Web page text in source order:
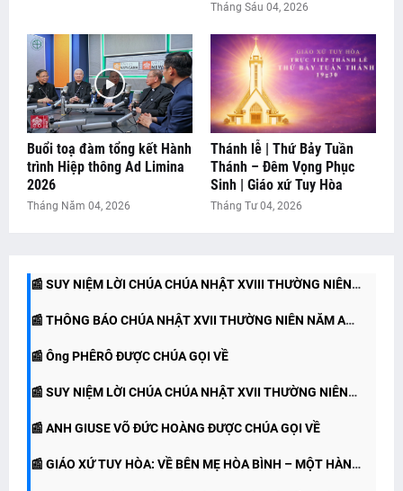
Tháng Sáu 04, 2026
Buổi toạ đàm tổng kết Hành
trình Hiệp thông Ad Limina
2026
Tháng Năm 04, 2026
Thánh lễ | Thứ Bảy Tuần
Thánh – Đêm Vọng Phục
Sinh | Giáo xứ Tuy Hòa
Tháng Tư 04, 2026
📰 SUY NIỆM LỜI CHÚA - CHÚA NHẬT XIX THƯỜNG NIÊN
NĂM A
📰 THÔNG BÁO CHÚA NHẬT XVIII THƯỜNG NIÊN NĂM A
📰 SUY NIỆM LỜI CHÚA CHÚA NHẬT XVIII THƯỜNG NIÊN
NĂM A
📰 THÔNG BÁO CHÚA NHẬT XVII THƯỜNG NIÊN NĂM A
(26/07/2026)
📰 Ông PHÊRÔ ĐƯỢC CHÚA GỌI VỀ
📰 SUY NIỆM LỜI CHÚA CHÚA NHẬT XVII THƯỜNG NIÊN